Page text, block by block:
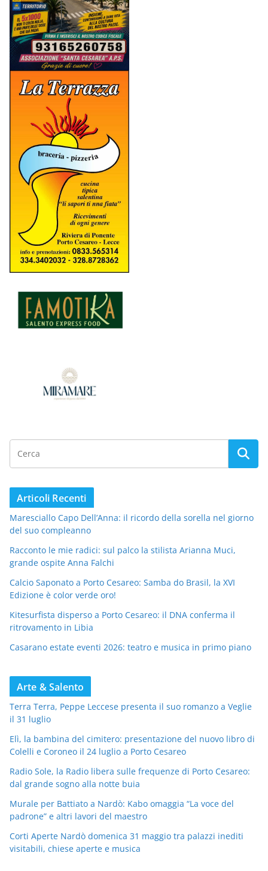
Articoli Recenti
Maresciallo Capo Dell’Anna: il ricordo della sorella nel giorno
del suo compleanno
Racconto le mie radici: sul palco la stilista Arianna Muci,
grande ospite Anna Falchi
Calcio Saponato a Porto Cesareo: Samba do Brasil, la XVI
Edizione è color verde oro!
Kitesurfista disperso a Porto Cesareo: il DNA conferma il
ritrovamento in Libia
Casarano estate eventi 2026: teatro e musica in primo piano
Arte & Salento
Terra Terra, Peppe Leccese presenta il suo romanzo a Veglie
il 31 luglio
Elì, la bambina del cimitero: presentazione del nuovo libro di
Colelli e Coroneo il 24 luglio a Porto Cesareo
Radio Sole, la Radio libera sulle frequenze di Porto Cesareo:
dal grande sogno alla notte buia
Murale per Battiato a Nardò: Kabo omaggia “La voce del
padrone” e altri lavori del maestro
Corti Aperte Nardò domenica 31 maggio tra palazzi inediti
visitabili, chiese aperte e musica